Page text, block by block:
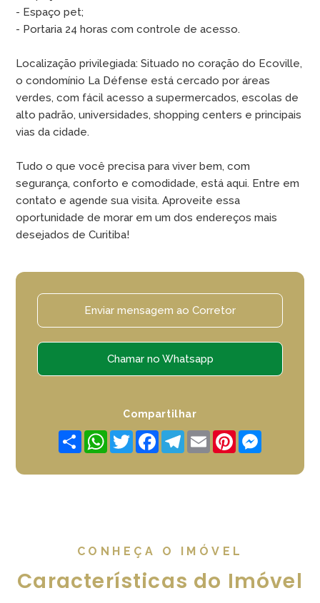
- Espaço pet;
- Portaria 24 horas com controle de acesso.
Localização privilegiada: Situado no coração do Ecoville,
o condomínio La Défense está cercado por áreas
verdes, com fácil acesso a supermercados, escolas de
alto padrão, universidades, shopping centers e principais
vias da cidade.
Tudo o que você precisa para viver bem, com
segurança, conforto e comodidade, está aqui. Entre em
contato e agende sua visita. Aproveite essa
oportunidade de morar em um dos endereços mais
desejados de Curitiba!
Enviar mensagem ao Corretor
Chamar no Whatsapp
Compartilhar
Share WhatsApp
TwitterFacebookTelegram
Email Pinterest
CONHEÇA O IMÓVEL
Características do Imóvel